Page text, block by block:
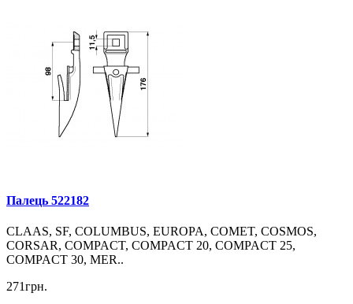
Палець 522182
CLAAS, SF, COLUMBUS, EUROPA, COMET, COSMOS,
CORSAR, COMPACT, COMPACT 20, COMPACT 25,
COMPACT 30, MER..
271грн.